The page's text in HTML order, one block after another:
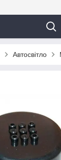
Автосвітло